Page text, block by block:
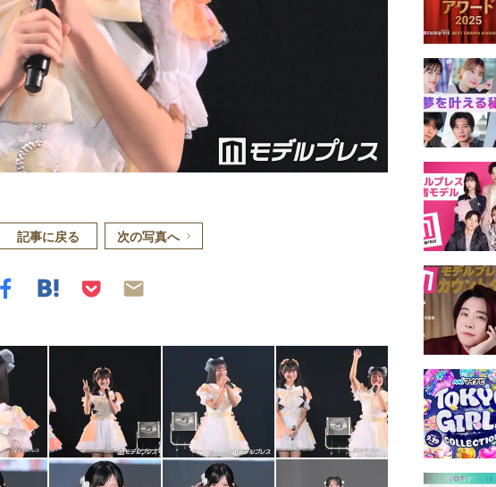
記事に戻る 次の写真へ